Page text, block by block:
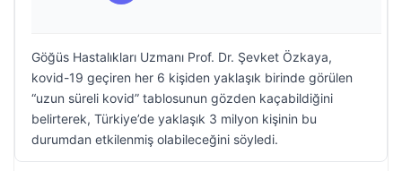
Göğüs Hastalıkları Uzmanı Prof. Dr. Şevket Özkaya,
kovid-19 geçiren her 6 kişiden yaklaşık birinde görülen
“uzun süreli kovid” tablosunun gözden kaçabildiğini
belirterek, Türkiye’de yaklaşık 3 milyon kişinin bu
durumdan etkilenmiş olabileceğini söyledi.